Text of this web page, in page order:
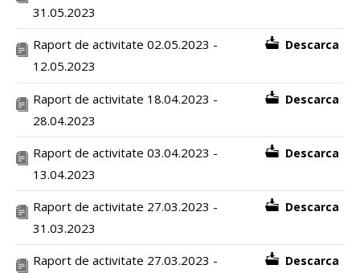
31.05.2023
Raport de activitate 02.05.2023 -
12.05.2023
Descarca
Raport de activitate 18.04.2023 -
28.04.2023
Descarca
Raport de activitate 03.04.2023 -
13.04.2023
Descarca
Raport de activitate 27.03.2023 -
31.03.2023
Descarca
Raport de activitate 27.03.2023 -
Descarca